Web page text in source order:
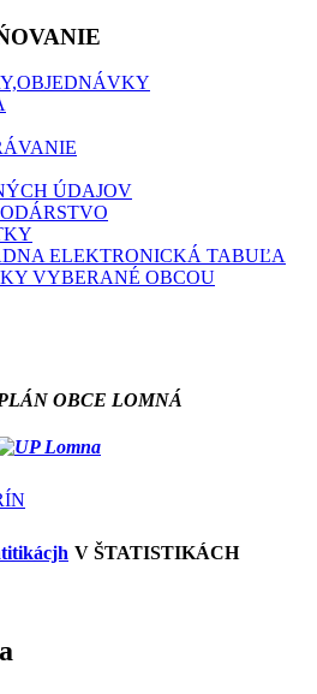
ÚDAJOV
ELEKTRONICKÁ TABUĽA
VYBERANÉ OBCOU
OBCE LOMNÁ
V ŠTATISTIKÁCH